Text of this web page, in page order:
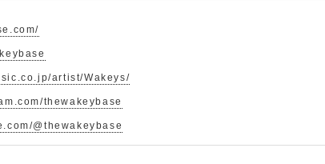
artist/Wakeys/
thewakeybase
@thewakeybase